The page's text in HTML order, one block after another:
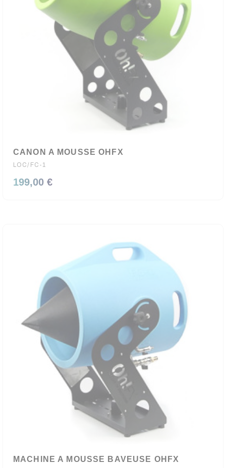
CANON A MOUSSE OHFX
LOC/FC-1
199,00 €
MACHINE A MOUSSE BAVEUSE OHFX